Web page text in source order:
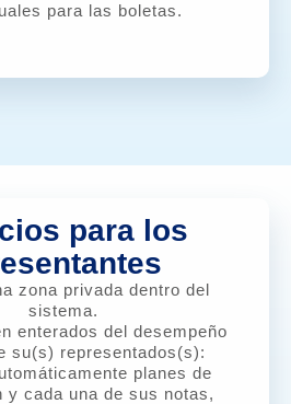
para las boletas.
para los
zona privada dentro del
sistema.
enterados del desempeño
su(s) representados(s):
planes de
y cada una de sus notas,